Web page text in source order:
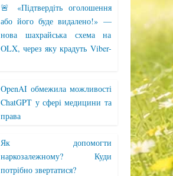
🚨 «Підтвердіть оголошення
або його буде видалено!» —
нова шахрайська схема на
OLX, через яку крадуть Viber-
OpenAI обмежила можливості
ChatGPT у сфері медицини та
права
Як допомогти
наркозалежному? Куди
потрібно звертатися?